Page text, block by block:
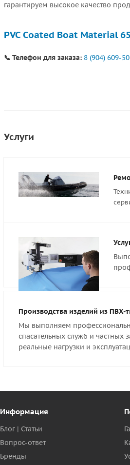
гарантируем высокое качество
PVC Coated Boat Material
📞 Телефон для заказа: 8 (904) 609-
Услуги
Производства изделий из ПВХ-
Мы выполняем
спасательных служб и частных
реальные нагрузки и
Информация
Блог | Статьи
Вопрос-ответ
Бренды